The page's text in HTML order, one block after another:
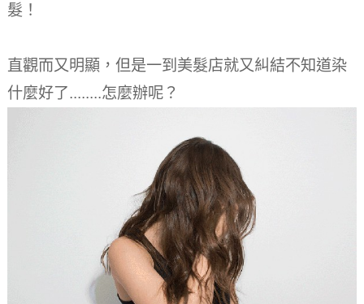
髮！
直觀而又明顯，但是一到美髮店就又糾結不知道染
什麼好了........怎麼辦呢？